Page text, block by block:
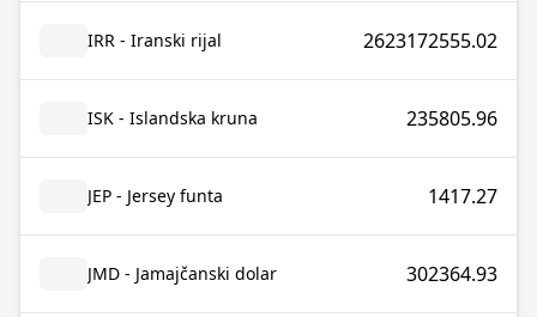
IRR - Iranski rijal 2623172555.02
ISK - Islandska kruna 235805.96
JEP - Jersey funta 1417.27
JMD - Jamajčanski dolar 302364.93